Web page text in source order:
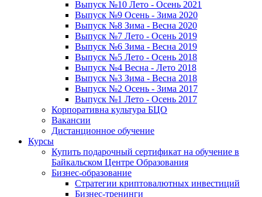
Выпуск №10 Лето - Осень 2021
Выпуск №9 Осень - Зима 2020
Выпуск №8 Зима - Весна 2020
Выпуск №7 Лето - Осень 2019
Выпуск №6 Зима - Весна 2019
Выпуск №5 Лето - Осень 2018
Выпуск №4 Весна - Лето 2018
Выпуск №3 Зима - Весна 2018
Выпуск №2 Осень - Зима 2017
Выпуск №1 Лето - Осень 2017
Корпоративна культура БЦО
Вакансии
Дистанционное обучение
Курсы
Купить подарочный сертификат на обучение в
Байкальском Центре Образования
Бизнес-образование
Стратегии криптовалютных инвестиций
Бизнес-тренинги